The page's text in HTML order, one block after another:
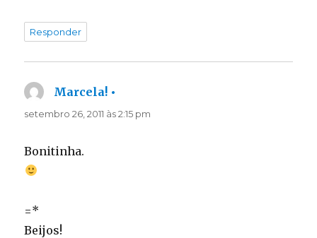
Responder
Marcela! •
setembro 26, 2011 às 2:15 pm
Bonitinha.
=*
Beijos!